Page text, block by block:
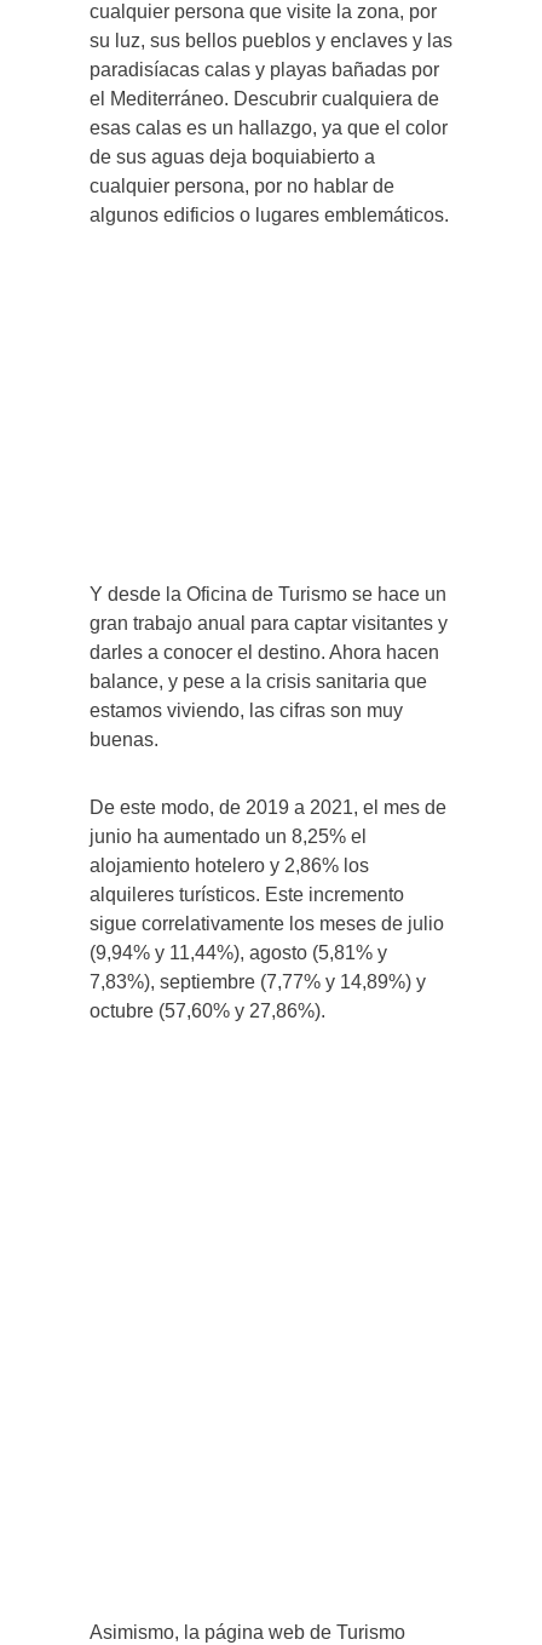
cualquier persona que visite la zona, por
su luz, sus bellos pueblos y enclaves y las
paradisíacas calas y playas bañadas por
el Mediterráneo. Descubrir cualquiera de
esas calas es un hallazgo, ya que el color
de sus aguas deja boquiabierto a
cualquier persona, por no hablar de
algunos edificios o lugares emblemáticos.
Y desde la Oficina de Turismo se hace un
gran trabajo anual para captar visitantes y
darles a conocer el destino. Ahora hacen
balance, y pese a la crisis sanitaria que
estamos viviendo, las cifras son muy
buenas.
De este modo, de 2019 a 2021, el mes de
junio ha aumentado un 8,25% el
alojamiento hotelero y 2,86% los
alquileres turísticos. Este incremento
sigue correlativamente los meses de julio
(9,94% y 11,44%), agosto (5,81% y
7,83%), septiembre (7,77% y 14,89%) y
octubre (57,60% y 27,86%).
Asimismo, la página web de Turismo